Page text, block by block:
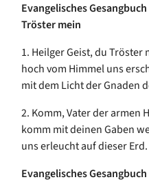
Evangelisches Gesangbuch
Tröster mein
1. Heilger Geist, du Tröster
hoch vom Himmel uns
mit dem Licht der Gnaden
2. Komm, Vater der armen
komm mit deinen Gaben
uns erleucht auf dieser Erd.
Evangelisches Gesangbuch